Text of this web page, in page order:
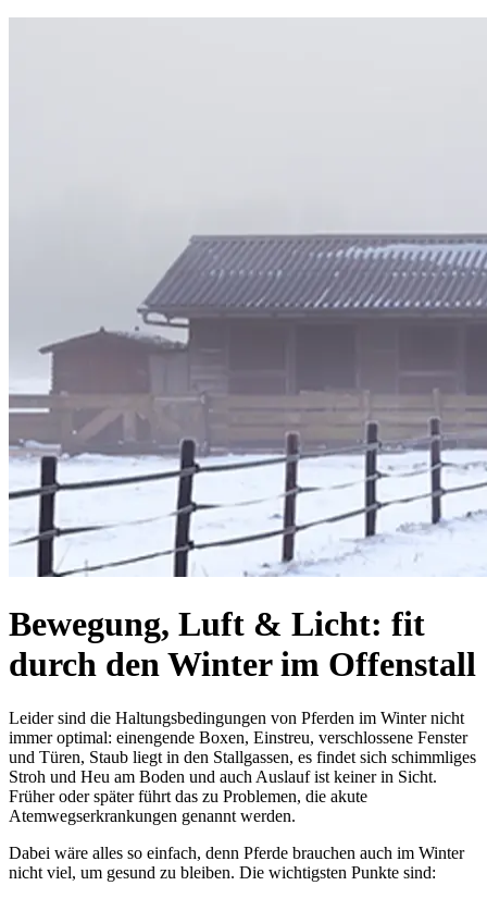
Bewegung, Luft & Licht: fit
durch den Winter im Offenstall
Leider sind die Haltungsbedingungen von Pferden im Winter nicht
immer optimal: einengende Boxen, Einstreu, verschlossene Fenster
und Türen, Staub liegt in den Stallgassen, es findet sich schimmliges
Stroh und Heu am Boden und auch Auslauf ist keiner in Sicht.
Früher oder später führt das zu Problemen, die akute
Atemwegserkrankungen genannt werden.
Dabei wäre alles so einfach, denn Pferde brauchen auch im Winter
nicht viel, um gesund zu bleiben. Die wichtigsten Punkte sind: